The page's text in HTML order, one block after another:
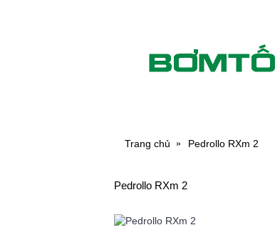
Trang chủ Pedrollo RXm 2
Pedrollo RXm 2